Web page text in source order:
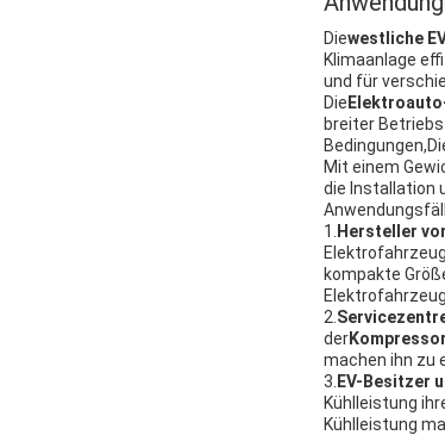
Diewestliche
Klimaanlage
und für
Die
breiter
Mit einem
die Installation
1. Hersteller
kompakte
2.
der
machen ihn zu
3. EV-Besitzer
Kühlleistung
Kühlleistung